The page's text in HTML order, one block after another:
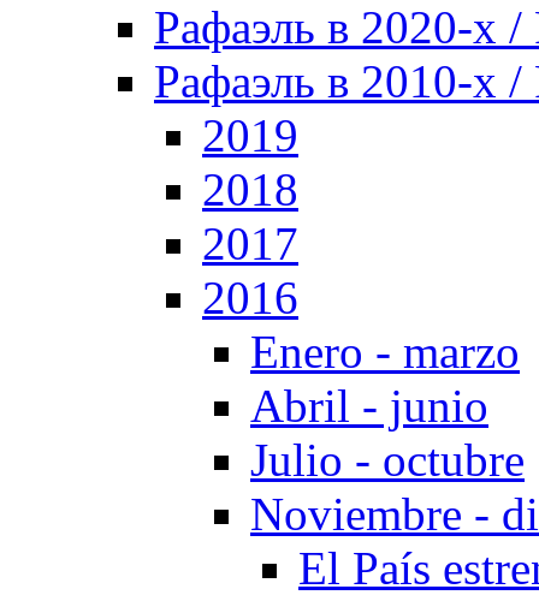
Рафаэль в 2020-х /
Рафаэль в 2010-х /
2019
2018
2017
2016
Enero - marzo
Abril - junio
Julio - octubre
Noviembre -
El País